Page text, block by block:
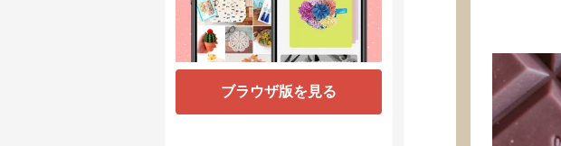
ブラウザ版を見る